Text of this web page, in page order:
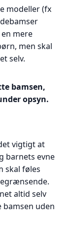
modeller (fx
mere
men skal
selv.
bamsen,
opsyn.
vigtigt at
barnets evne
skal føles
altid selv
uden